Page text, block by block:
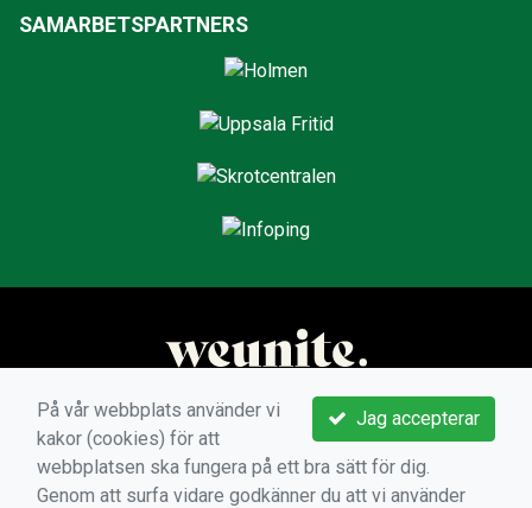
SAMARBETSPARTNERS
Jag accepterar
På vår webbplats använder vi
kakor (cookies) för att
webbplatsen ska fungera på ett bra sätt för dig.
Genom att surfa vidare godkänner du att vi använder